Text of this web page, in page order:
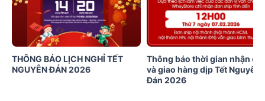
THÔNG BÁO LỊCH NGHỈ TẾT
NGUYÊN ĐÁN 2026
Thông báo thời gian nhận
và giao hàng dịp Tết Nguyên
Đán 2026